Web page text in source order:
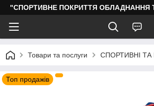
"СПОРТИВНЕ ПОКРИТТЯ ОБЛАДНАННЯ
Товари та послуги СПОРТИВНІ ТА
Топ продажів